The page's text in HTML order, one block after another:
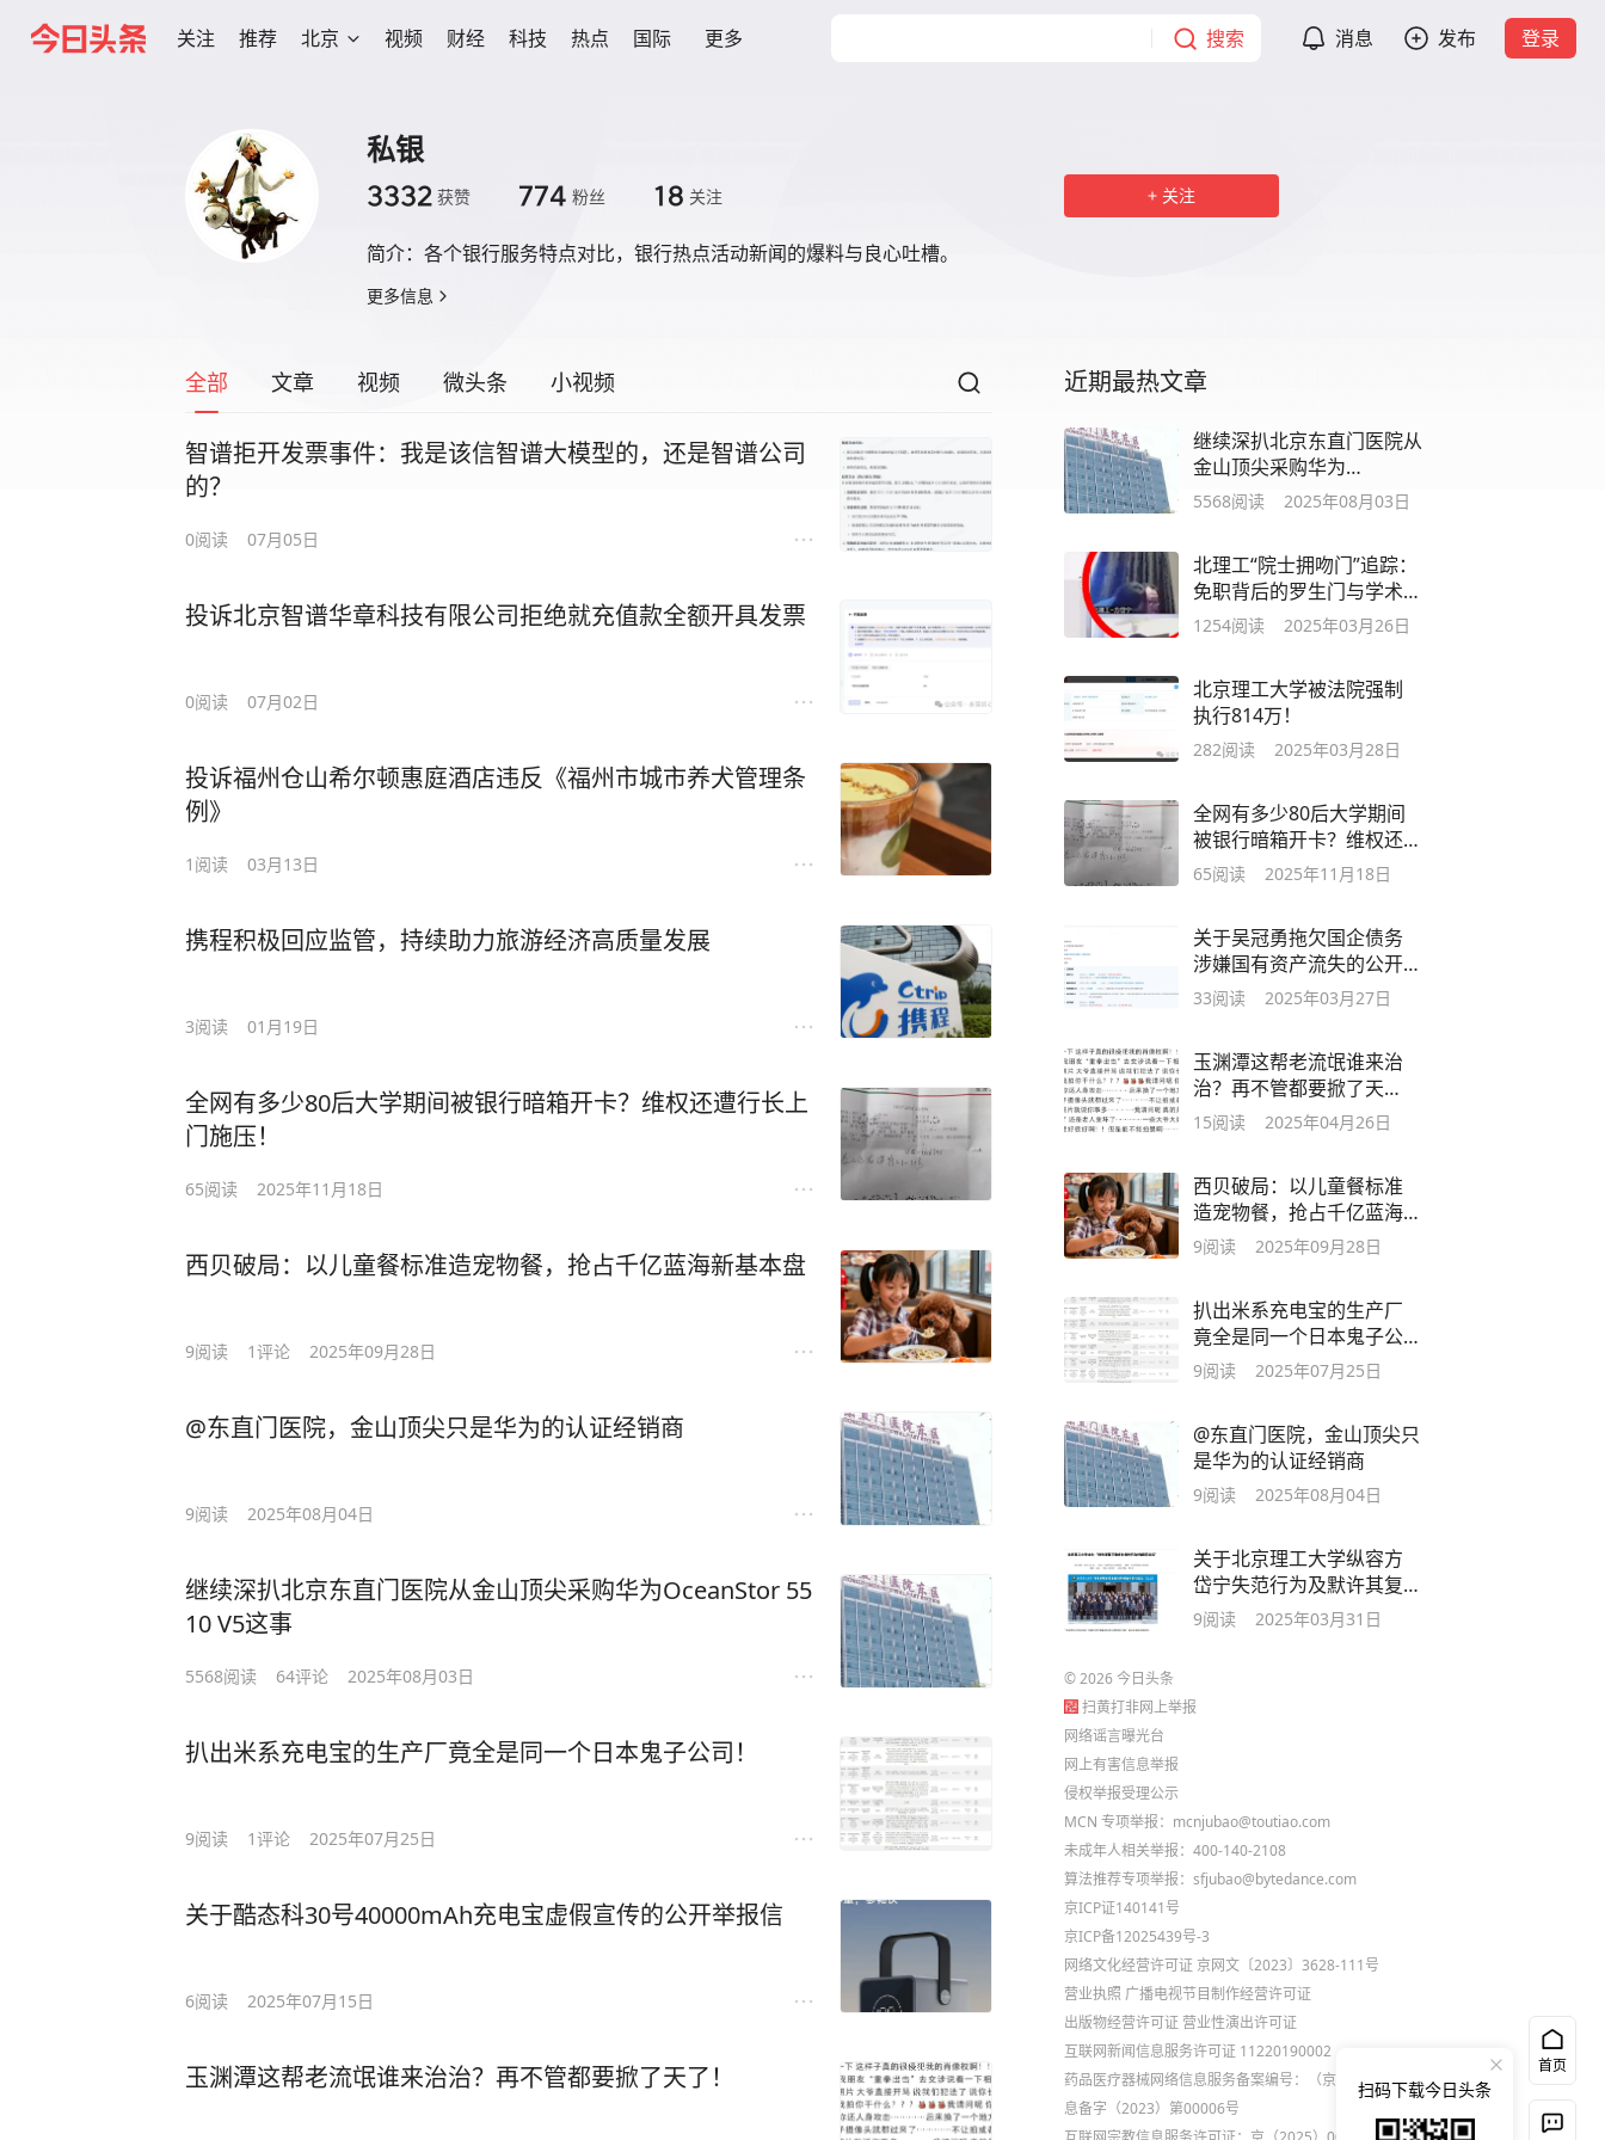
关注 推荐 北京 视频 财经 科技 热点 国际 更多 搜索 消息 发布 登录
私银
3332 获赞 774 粉丝 18 关注
简介： 各个银行服务特点对比，银行热点活动新闻的爆料与良心吐槽。
更多信息
关注
全部 文章 视频 微头条 小视频
智谱拒开发票事件：我是该信智谱大模型的，还是智谱公司
的？
0阅读 07月05日
投诉北京智谱华章科技有限公司拒绝就充值款全额开具发票
0阅读 07月02日
投诉福州仓山希尔顿惠庭酒店违反《福州市城市养犬管理条
例》
1 阅读 03月13日
携程积极回应监管，持续助力旅游经济高质量发展
3阅读 01月19日
全网有多少80后大学期间被银行暗箱开卡？维权还遭行长上
门施压！
65阅读 2025年11月18日
西贝破局：以儿童餐标准造宠物餐，抢占千亿蓝海新基本盘
9阅读 1评论 2025年09月28日
@东直门医院，金山顶尖只是华为的认证经销商
9阅读 2025年08月04日
继续深扒北京东直门医院从金山顶尖采购华为OceanStor 55
10 V5这事
5568阅读 64评论 2025年08月03日
扒出米系充电宝的生产厂竟全是同一个日本鬼子公司！
9阅读 1评论 2025年07月25日
关于酷态科30号40000mAh充电宝虚假宣传的公开举报信
6阅读 2025年07月15日
玉渊潭这帮老流氓谁来治治？再不管都要掀了天了！
近期最热文章
继续深扒北京东直门医院从
金山顶尖采购华为
OceanStor 5510 V5这事
5568阅读 2025年08月03日
北理工“院士拥吻门”追踪：
免职背后的罗生门与学术圈
遮羞布
1254阅读 2025年03月26日
北京理工大学被法院强制
执行814万！
282阅读 2025年03月28日
全网有多少80后大学期间
被银行暗箱开卡？维权还
遭行长上门施压！
65阅读 2025年11月18日
关于吴冠勇拖欠国企债务
涉嫌国有资产流失的公开
呼吁
33阅读 2025年03月27日
玉渊潭这帮老流氓谁来治
治？再不管都要掀了天
了！
15阅读 2025年04月26日
西贝破局：以儿童餐标准
造宠物餐，抢占千亿蓝海
新基本盘
9阅读 2025年09月28日
扒出米系充电宝的生产厂
竟全是同一个日本鬼子公
司！
9阅读 2025年07月25日
@东直门医院，金山顶尖只
是华为的认证经销商
9阅读 2025年08月04日
关于北京理工大学纵容方
岱宁失范行为及默许其复
出的公开投诉信
9阅读 2025年03月31日
©2026今日头条
扫黄打非网上举报
网络谣言曝光台
网上有害信息举报
侵权举报受理公示
MCN 专项举报：mcnjubao@toutiao.com
未成年人相关举报：400-140-2108
算法推荐专项举报：sfjubao@bytedance.com
京ICP证140141号
京ICP备12025439号-3
网络文化经营许可证 京网文〔2023〕3628-111号
营业执照 广播电视节目制作经营许可证
出版物经营许可证 营业性演出许可证
互联网新闻信息服务许可证 11220190002
药品医疗器械网络信息服务备案编号：（京）网药械信
息备字（2023）第00006号
首页
扫码下载今日头条